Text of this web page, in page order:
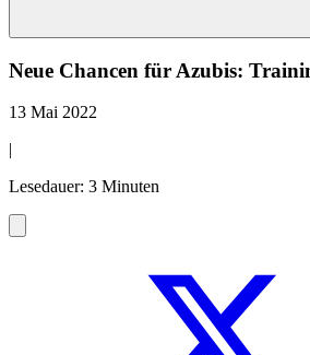
Neue Chancen für Azubis:
13 Mai 2022
|
Lesedauer: 3 Minuten